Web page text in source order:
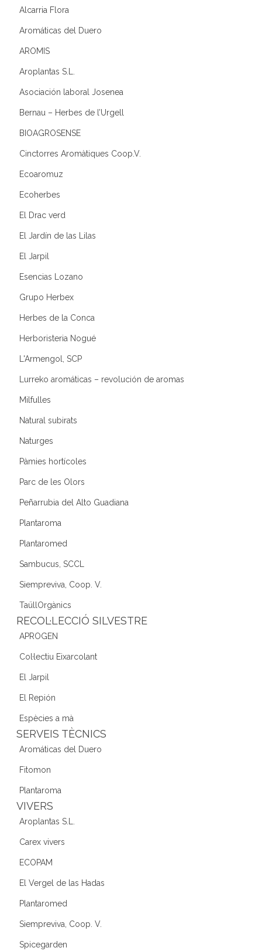
Alcarria Flora
Aromáticas del Duero
AROMIS
Aroplantas S.L.
Asociación laboral Josenea
Bernau – Herbes de l’Urgell
BIOAGROSENSE
Cinctorres Aromàtiques Coop.V.
Ecoaromuz
Ecoherbes
El Drac verd
El Jardín de las Lilas
El Jarpil
Esencias Lozano
Grupo Herbex
Herbes de la Conca
Herboristeria Nogué
L'Armengol, SCP
Lurreko aromáticas – revolución de aromas
Milfulles
Natural subirats
Naturges
Pàmies hortícoles
Parc de les Olors
Peñarrubia del Alto Guadiana
Plantaroma
Plantaromed
Sambucus, SCCL
Siempreviva, Coop. V.
TaüllOrgànics
RECOL·LECCIÓ SILVESTRE
APROGEN
Col·lectiu Eixarcolant
El Jarpil
El Repión
Espècies a mà
SERVEIS TÈCNICS
Aromáticas del Duero
Fitomon
Plantaroma
VIVERS
Aroplantas S.L.
Carex vivers
ECOPAM
El Vergel de las Hadas
Plantaromed
Siempreviva, Coop. V.
Spicegarden